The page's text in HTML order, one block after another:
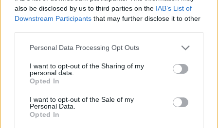
also be disclosed by us to third parties on the IAB’s List of
Downstream Participants that may further disclose it to other
Personal Data Processing Opt Outs
I want to opt-out of the Sharing of my
personal data.
Opted In
I want to opt-out of the Sale of my
Personal Data.
Opted In
compartidos por los usuarios del sitio no se moderan a priori.
Informar de un contenido abusivo o ilegal
Caja PDF
Sobre Caja PDF
Caja de instrumento
Preguntas frecuentes